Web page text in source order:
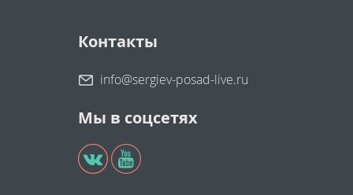
Контакты
info@sergiev-posad-live.ru
Мы в соцсетях